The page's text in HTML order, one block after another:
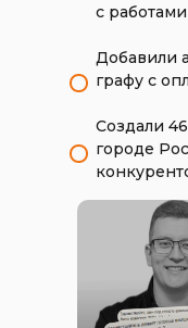
с работами
Добавили
графу с
Создали
городе